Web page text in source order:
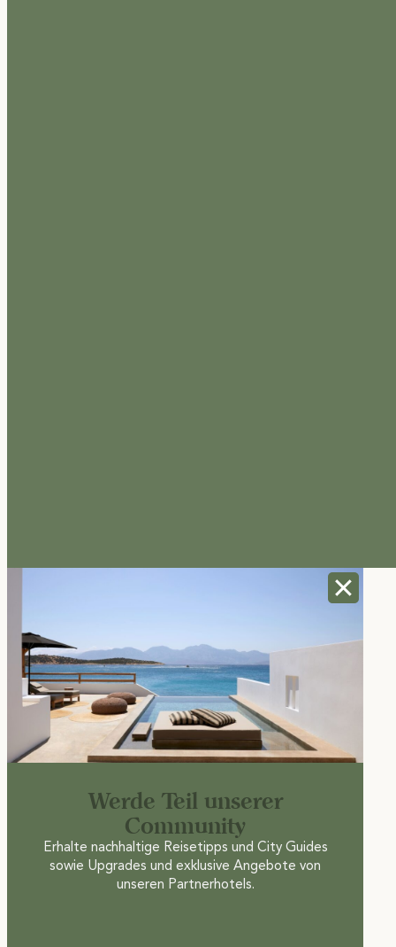
Werde Teil unserer
Community
Erhalte nachhaltige Reisetipps und City Guides
sowie Upgrades und exklusive Angebote von
unseren Partnerhotels.